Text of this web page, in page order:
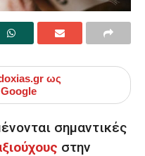
ως
σημαντικές
στην